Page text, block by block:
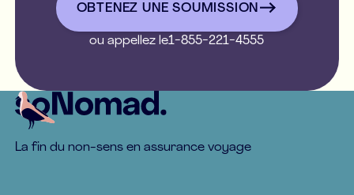
OBTENEZ UNE SOUMISSION
ou appellez le1-855-221-4555
Footer
La fin du non-sens en assurance voyage